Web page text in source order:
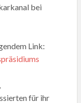
bei
Link:
für ihr